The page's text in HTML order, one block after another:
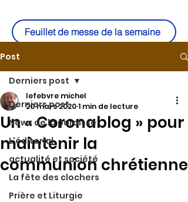
Feuillet de messe de la semaine
Post
Derniers post
News de la paroisse
L'éditorial
actualité et société
La fête des clochers
Prière et Liturgie
Derniers post
Un « Coronablog » pour
maintenir la
communion chrétienne
lefebvre michel
20 mars 20201 min de lecture